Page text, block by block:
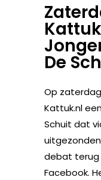
De
Op
Kattuk.nl
Schuit dat
debat terug
Facebook.